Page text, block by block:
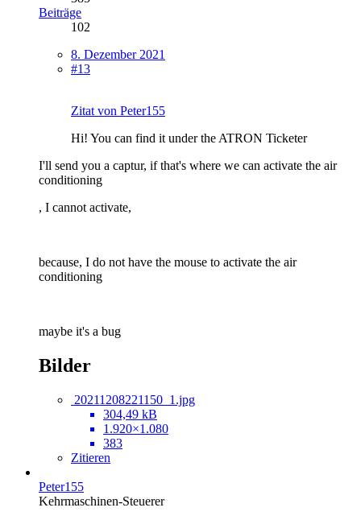
Beiträge
102
8. Dezember 2021
#13
Zitat von Peter155
Hi! You can find it under the ATRON Ticketer
I'll send you a captur, if that's where we can activate the air
conditioning
, I cannot activate,
because, I do not have the mouse to activate the air
conditioning
maybe it's a bug
Bilder
20211208221150_1.jpg
304,49 kB
1.920×1.080
383
Zitieren
Peter155
Kehrmaschinen-Steuerer